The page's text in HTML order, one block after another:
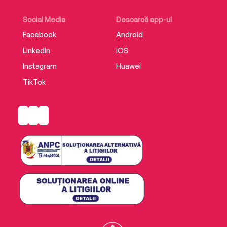
Social Media
Facebook
LinkedIn
Instagram
TikTok
Descarcă app-ul
Android
iOS
Huawei